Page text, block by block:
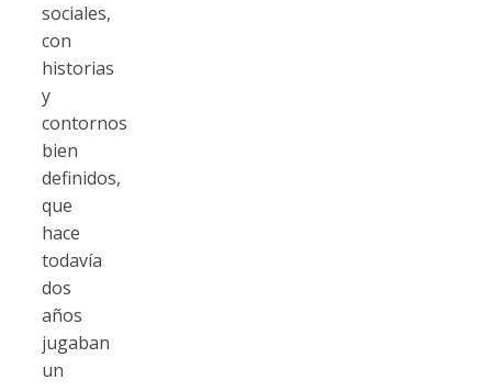
sociales,
con
historias
y
contornos
bien
definidos,
que
hace
todavía
dos
años
jugaban
un